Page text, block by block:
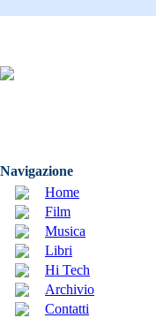
Navigazione
Home
Film
Musica
Libri
Hi Tech
Archivio
Contatti